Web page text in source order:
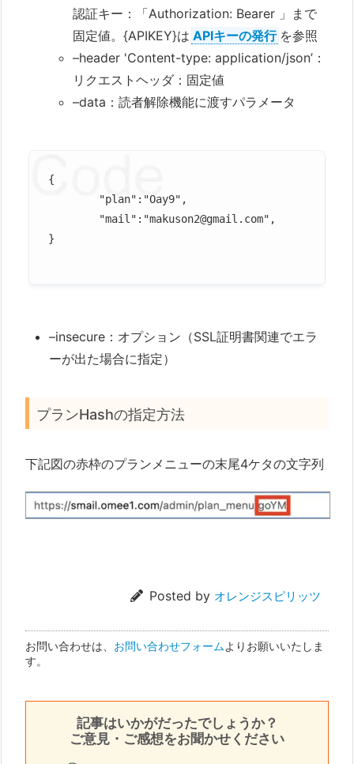
認証キー：「Authorization: Bearer 」まで
固定値。{APIKEY}は APIキーの発行 を参照
–header 'Content-type: application/json’：
リクエストヘッダ：固定値
–data：読者解除機能に渡すパラメータ
{
}
–insecure：オプション（SSL証明書関連でエラ
ーが出た場合に指定）
プランHashの指定方法
下記図の赤枠のプランメニューの末尾4ケタの文字列
Posted by オレンジスピリッツ
お問い合わせは、 お問い合わせフォームよりお願いいたしま
す。
記事はいかがだったでしょうか？
ご意見・ご感想をお聞かせください